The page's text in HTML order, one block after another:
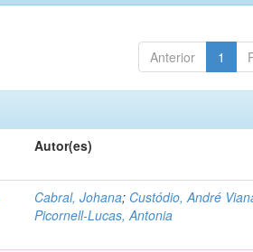
Anterior 1
Autor(es)
Cabral, Johana; Custódio, André
Picornell-Lucas, Antonia